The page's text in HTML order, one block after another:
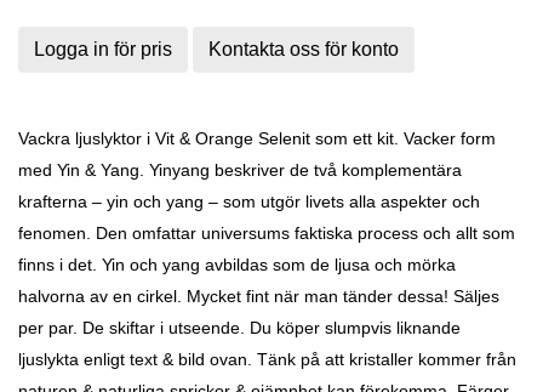
Logga in för pris Kontakta oss för konto
Vackra ljuslyktor i Vit & Orange Selenit som ett kit. Vacker form
med Yin & Yang. Yinyang beskriver de två komplementära
krafterna – yin och yang – som utgör livets alla aspekter och
fenomen. Den omfattar universums faktiska process och allt som
finns i det. Yin och yang avbildas som de ljusa och mörka
halvorna av en cirkel. Mycket fint när man tänder dessa! Säljes
per par. De skiftar i utseende. Du köper slumpvis liknande
ljuslykta enligt text & bild ovan. Tänk på att kristaller kommer från